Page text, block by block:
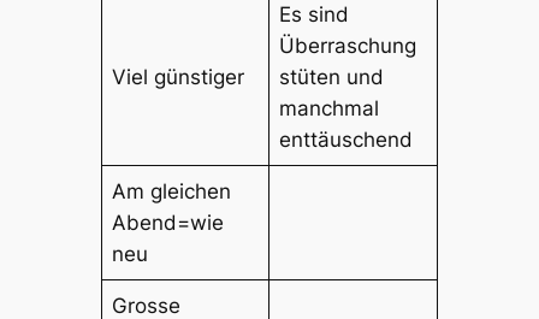
Viel günstiger
Es sind
Überraschung
stüten und
manchmal
enttäuschend
Am gleichen
Abend=wie
neu
Grosse